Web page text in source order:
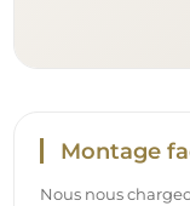
Montage
Nous nous